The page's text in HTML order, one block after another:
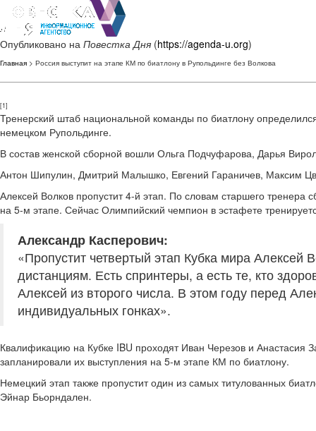
Опубликовано на Повестка Дня (https://agenda-u.org)
Главная > Россия выступит на этапе КМ по биатлону в Рупольдинге без Волкова
[1]
Тренерский штаб национальной команды по биатлону
немецком Рупольдинге.
В состав женской сборной вошли Ольга Подчуфарова, Дарья
Антон Шипулин, Дмитрий Малышко, Евгений Гараничев, Максим
Алексей Волков пропустит 4-й этап. По словам старшего
на 5-м этапе. Сейчас Олимпийский чемпион в эстафете
Александр Касперович:
«Пропустит четвертый этап Кубка мира
дистанциям. Есть спринтеры, а есть те, кто
Алексей из второго числа. В этом году перед
индивидуальных гонках».
Квалификацию на Кубке IBU проходят Иван Черезов и Анастасия
запланировали их выступления на 5-м этапе КМ по биатлону.
Немецкий этап также пропустит один из самых титулованных
Эйнар Бьорндален.